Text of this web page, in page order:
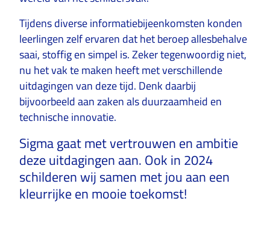
Tijdens diverse informatiebijeenkomsten konden
leerlingen zelf ervaren dat het beroep allesbehalve
saai, stoffig en simpel is. Zeker tegenwoordig niet,
nu het vak te maken heeft met verschillende
uitdagingen van deze tijd. Denk daarbij
bijvoorbeeld aan zaken als duurzaamheid en
technische innovatie.
Sigma gaat met vertrouwen en ambitie
deze uitdagingen aan. Ook in 2024
schilderen wij samen met jou aan een
kleurrijke en mooie toekomst!